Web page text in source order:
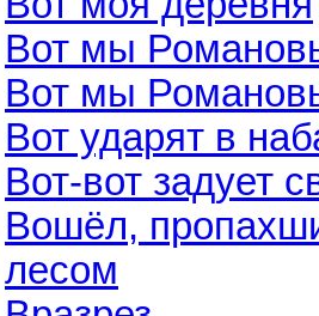
Вот мы
Вот мы
Вот ударят в
Вот-вот задует
Вошёл,
лесом